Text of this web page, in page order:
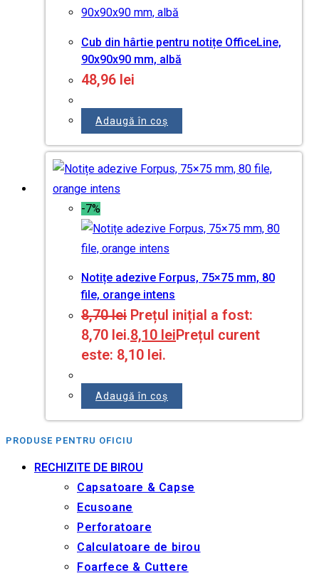
Cub din hârtie pentru notițe OfficeLine,
90x90x90 mm, albă
48,96 lei
Adaugă în coș
-7%
Notițe adezive Forpus, 75×75 mm, 80
file, orange intens
8,70lei Prețul inițial a fost:
8,70 lei.8,10 leiPrețul curent
este: 8,10 lei.
Adaugă în coș
PRODUSE PENTRU OFICIU
RECHIZITE DE BIROU
Capsatoare & Capse
Ecusoane
Perforatoare
Calculatoare de birou
Foarfece & Cuttere